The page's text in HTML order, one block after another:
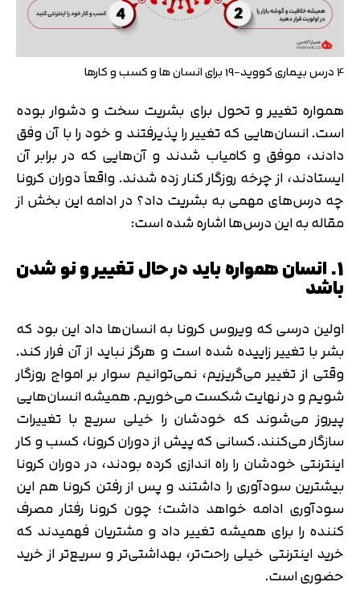
4 درس بیماری کووید-19 برای انسان ها و کسب و کارها
همواره تغییر و تحول برای بشریت سخت و دشوار بوده
است. انسان‌هایی که تغییر را پذیرفتند و خود را با آن وفق
دادند، موفق و کامیاب شدند و آن‌هایی که در برابر آن
ایستادند، از چرخه روزگار کنار زده شدند. واقعاً دوران کرونا
چه درس‌های مهمی به بشریت داد؟ در ادامه این بخش از
مقاله به این درس‌ها اشاره شده است:
1. انسان همواره باید در حال تغییر و نو شدن
باشد
اولین درسی که ویروس کرونا به انسان‌ها داد این بود که
بشر با تغییر زاییده شده است و هرگز نباید از آن فرار کند.
وقتی از تغییر می‌گریزیم، نمی‌توانیم سوار بر امواج روزگار
شویم و در نهایت شکست می‌خوریم. همیشه انسان‌هایی
پیروز می‌شوند که خودشان را خیلی سریع با تغییرات
سازگار می‌کنند. کسانی که پیش از دوران کرونا، کسب و کار
اینترنتی خودشان را راه اندازی کرده بودند، در دوران کرونا
بیشترین سودآوری را داشتند و پس از رفتن کرونا هم این
سودآوری ادامه خواهد داشت؛ چون کرونا رفتار مصرف
کننده را برای همیشه تغییر داد و مشتریان فهمیدند که
خرید اینترنتی خیلی راحت‌تر، بهداشتی‌تر و سریع‌تر از خرید
حضوری است.